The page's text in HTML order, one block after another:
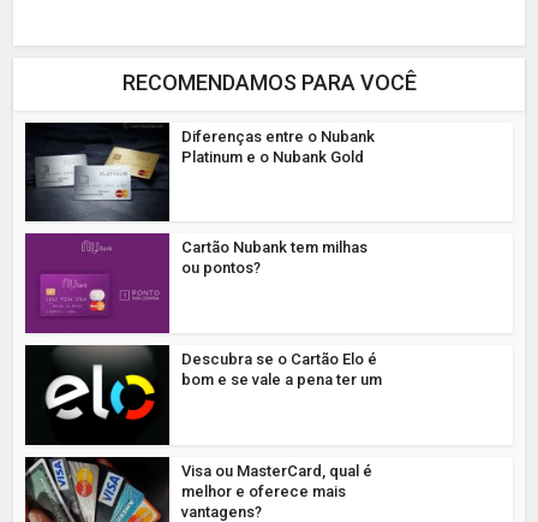
RECOMENDAMOS PARA VOCÊ
Diferenças entre o Nubank
Platinum e o Nubank Gold
Cartão Nubank tem milhas
ou pontos?
Descubra se o Cartão Elo é
bom e se vale a pena ter um
Visa ou MasterCard, qual é
melhor e oferece mais
vantagens?